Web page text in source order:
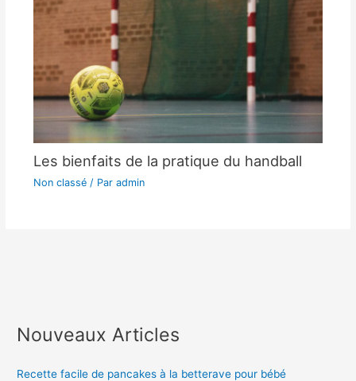
Les bienfaits de la pratique du handball
Non classé/ Par admin
Nouveaux Articles
Recette facile de pancakes à la betterave pour bébé